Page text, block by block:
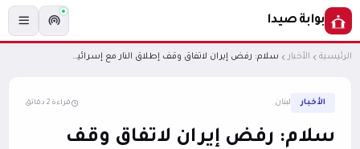
بوابة صيدا
الرئيسية الأخبار سلام: رفض إيران لاتفاق وقف إطلاق النار مع إسرائيل للتأكيد أن القرار الحقيقي لا يزال بيدها
الأخبار لبنان قراءة 2 دقائق
سلام: رفض إيران لاتفاق وقف